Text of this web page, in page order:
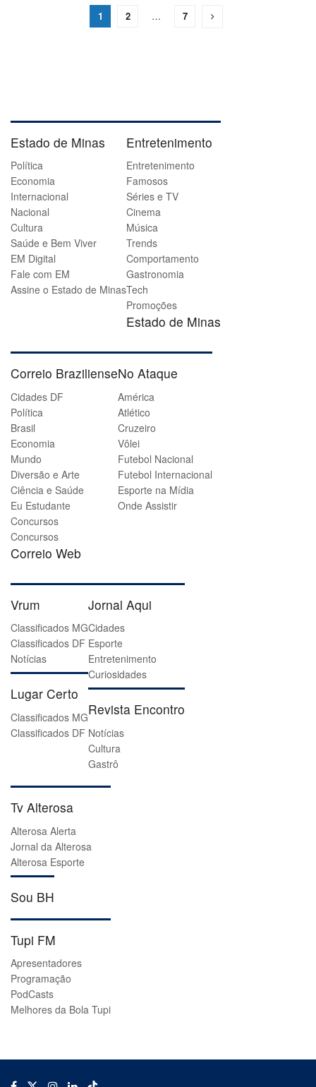
1 2 … 7
Estado de Minas
Política
Economia
Internacional
Nacional
Cultura
Saúde e Bem Viver
EM Digital
Fale com EM
Assine o Estado de Minas
Entretenimento
Entretenimento
Famosos
Séries e TV
Cinema
Música
Trends
Comportamento
Gastronomia
Tech
Promoções
Estado de Minas
Correio Braziliense
Cidades DF
Política
Brasil
Economia
Mundo
Diversão e Arte
Ciência e Saúde
Eu Estudante
Concursos
Concursos
Correio Web
No Ataque
América
Atlético
Cruzeiro
Vôlei
Futebol Nacional
Futebol Internacional
Esporte na Mídia
Onde Assistir
Vrum
Classificados MG
Classificados DF
Notícias
Lugar Certo
Classificados MG
Classificados DF
Jornal Aqui
Cidades
Esporte
Entretenimento
Curiosidades
Revista Encontro
Notícias
Cultura
Gastrô
Tv Alterosa
Alterosa Alerta
Jornal da Alterosa
Alterosa Esporte
Sou BH
Tupi FM
Apresentadores
Programação
PodCasts
Melhores da Bola Tupi